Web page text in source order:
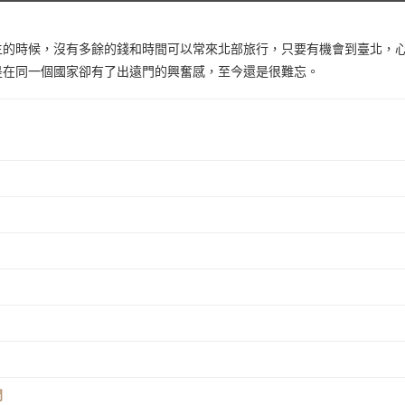
時候，沒有多餘的錢和時間可以常來北部旅行，只要有機會到臺北，
同一個國家卻有了出遠門的興奮感，至今還是很難忘。